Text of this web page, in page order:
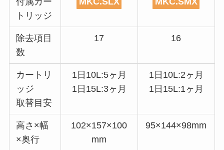
トリッジ
除去項目
数
17 16
カートリ
ッジ
取替目安
1日10L:5ヶ月
1日15L:3ヶ月
1日10L:2ヶ月
1日15L:1ヶ月
高さ×幅
×奥行
102×157×100
mm
95×144×98mm